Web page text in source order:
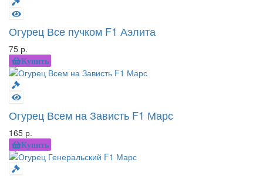
Огурец Все пучком F1 Аэлита
75 р.
Купить
Огурец Всем на Зависть F1 Марс
165 р.
Купить